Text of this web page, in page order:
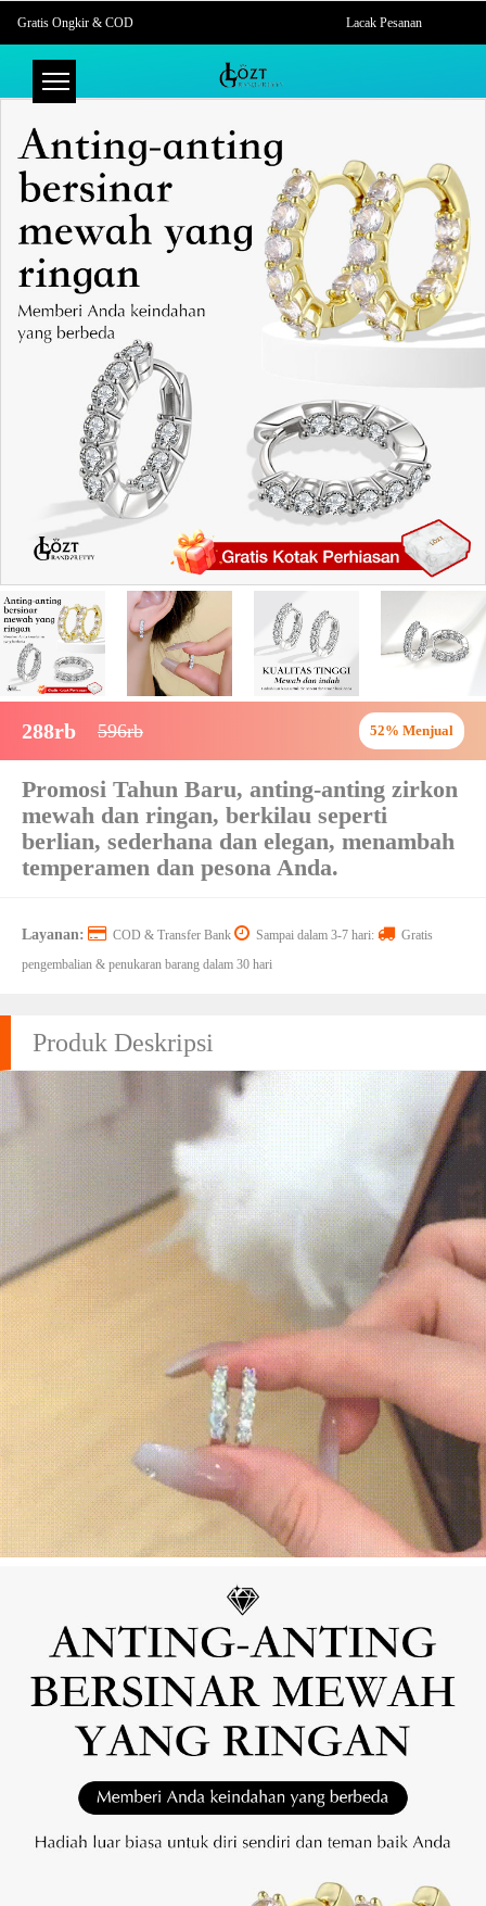
Gratis Ongkir & COD Lacak Pesanan
288rb 596rb 52% Menjual
Promosi Tahun Baru, anting-anting zirkon
mewah dan ringan, berkilau seperti
berlian, sederhana dan elegan, menambah
temperamen dan pesona Anda.
Layanan: COD & Transfer Bank Sampai dalam 3-7 hari:
Gratis
pengembalian & penukaran barang dalam 30 hari
Produk Deskripsi